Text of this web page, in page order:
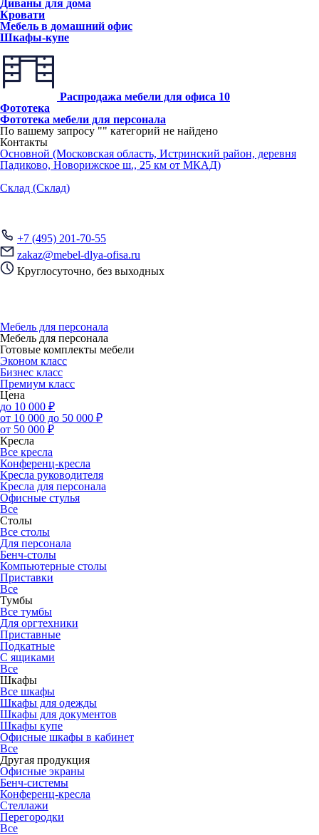
Диваны для дома
Кровати
Мебель в домашний офис
Шкафы-купе
Распродажа мебели для офиса 10
Фототека
Фототека мебели для персонала
По вашему запросу "" категорий не найдено
Контакты
Основной (Московская область, Истринский район, деревня
Падиково, Новорижское ш., 25 км от МКАД)
Склад (Склад)
+7 (495) 201-70-55
zakaz@mebel-dlya-ofisa.ru
Круглосуточно, без выходных
Мебель для персонала
Мебель для персонала
Готовые комплекты мебели
Эконом класс
Бизнес класс
Премиум класс
Цена
до 10 000 ₽
от 10 000 до 50 000 ₽
от 50 000 ₽
Кресла
Все кресла
Конференц-кресла
Кресла руководителя
Кресла для персонала
Офисные стулья
Все
Столы
Все столы
Для персонала
Бенч-столы
Компьютерные столы
Приставки
Все
Тумбы
Все тумбы
Для оргтехники
Приставные
Подкатные
С ящиками
Все
Шкафы
Все шкафы
Шкафы для одежды
Шкафы для документов
Шкафы купе
Офисные шкафы в кабинет
Все
Другая продукция
Офисные экраны
Бенч-системы
Конференц-кресла
Стеллажи
Перегородки
Все